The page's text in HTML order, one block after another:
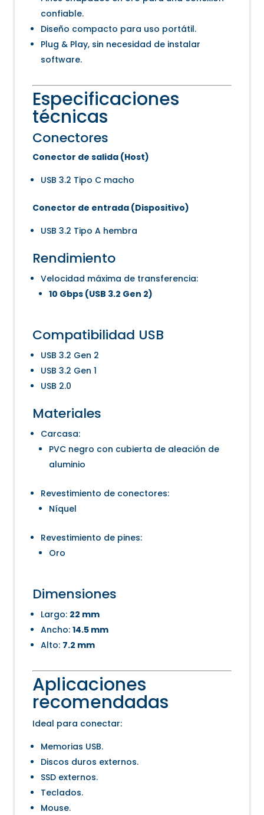
confiable.
Diseño compacto para uso portátil.
Plug & Play, sin necesidad de instalar
software.
Especificaciones
técnicas
Conectores
Conector de salida (Host)
USB 3.2 Tipo C macho
Conector de entrada (Dispositivo)
USB 3.2 Tipo A hembra
Rendimiento
Velocidad máxima de transferencia:
10 Gbps (USB 3.2 Gen 2)
Compatibilidad USB
USB 3.2 Gen 2
USB 3.2 Gen 1
USB 2.0
Materiales
Carcasa:
PVC negro con cubierta de aleación de
aluminio
Revestimiento de conectores:
Níquel
Revestimiento de pines:
Oro
Dimensiones
Largo: 22 mm
Ancho:14.5 mm
Alto: 7.2 mm
Aplicaciones
recomendadas
Ideal para conectar:
Memorias USB.
Discos duros externos.
SSD externos.
Teclados.
Mouse.